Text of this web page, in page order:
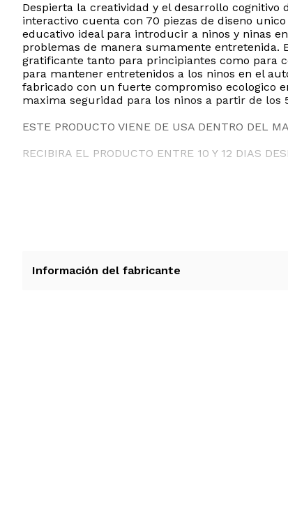
Despierta la creatividad y el desarrollo
interactivo cuenta con 70 piezas de diseno
educativo ideal para introducir a ninos y ninas
problemas de manera sumamente entretenida.
gratificante tanto para principiantes como para
para mantener entretenidos a los ninos en el
fabricado con un fuerte compromiso ecologico
maxima seguridad para los ninos a partir de los
ESTE PRODUCTO VIENE DE USA DENTRO DEL
RECIBIRA EL PRODUCTO ENTRE 10 Y 12 DIAS
Información del fabricante